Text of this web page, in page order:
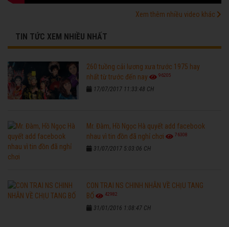
Xem thêm nhiều video khác
TIN TỨC XEM NHIỀU NHẤT
260 tuồng cải lương xưa trước 1975 hay
nhất từ trước đến nay
96205
17/07/2017 11:33:48 CH
Mr. Đàm, Hồ Ngọc Hà quyết add facebook
nhau vì tin đồn đã nghỉ chơi
76308
31/07/2017 5:03:06 CH
CON TRAI NS CHINH NHẪN VỀ CHỊU TANG
BỐ
42982
31/01/2016 1:08:47 CH